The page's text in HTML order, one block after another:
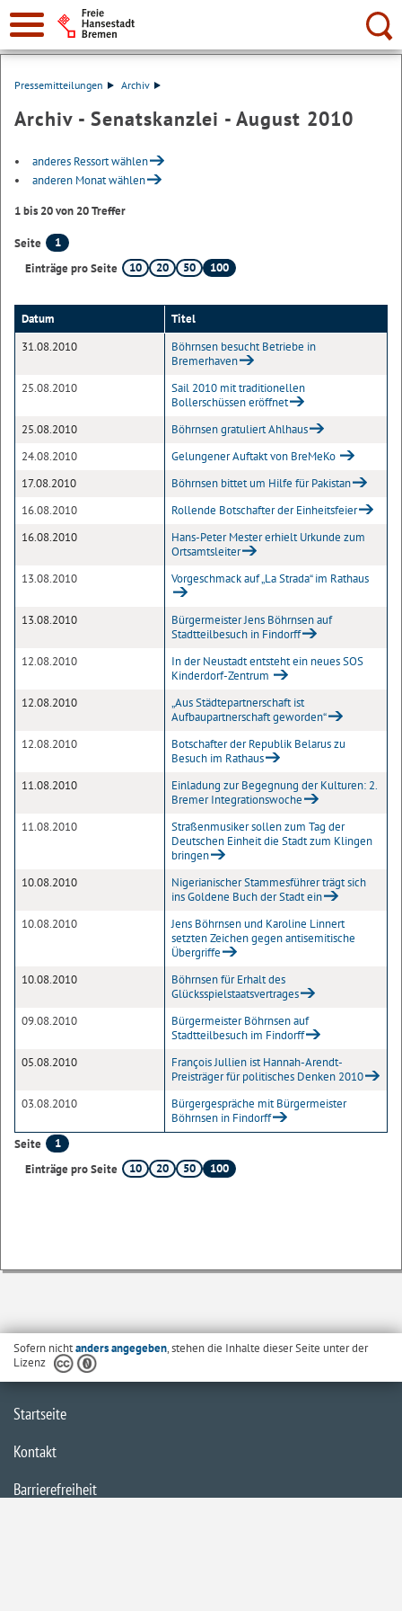
Suche:
Pressemitteilungen Archiv
Archiv - Senatskanzlei - August 2010
anderes Ressort wählen
anderen Monat wählen
1 bis 20 von 20 Treffer
Seite
1
Einträge pro Seite
10 20 50 100
Datum
Titel
31.08.2010
Böhrnsen besucht Betriebe in
Bremerhaven
25.08.2010
Sail 2010 mit traditionellen
Bollerschüssen eröffnet
25.08.2010
Böhrnsen gratuliert Ahlhaus
24.08.2010
Gelungener Auftakt von BreMeKo
17.08.2010
Böhrnsen bittet um Hilfe für Pakistan
16.08.2010
Rollende Botschafter der Einheitsfeier
16.08.2010
Hans-Peter Mester erhielt Urkunde zum
Ortsamtsleiter
13.08.2010
Vorgeschmack auf „La Strada“ im Rathaus
13.08.2010
Bürgermeister Jens Böhrnsen auf
Stadtteilbesuch in Findorff
12.08.2010
In der Neustadt entsteht ein neues SOS
Kinderdorf-Zentrum
12.08.2010
„Aus Städtepartnerschaft ist
Aufbaupartnerschaft geworden“
12.08.2010
Botschafter der Republik Belarus zu
Besuch im Rathaus
11.08.2010
Einladung zur Begegnung der Kulturen: 2.
Bremer Integrationswoche
11.08.2010
Straßenmusiker sollen zum Tag der
Deutschen Einheit die Stadt zum Klingen
bringen
10.08.2010
Nigerianischer Stammesführer trägt sich
ins Goldene Buch der Stadt ein
10.08.2010
Jens Böhrnsen und Karoline Linnert
setzten Zeichen gegen antisemitische
Übergriffe
10.08.2010
Böhrnsen für Erhalt des
Glücksspielstaatsvertrages
09.08.2010
Bürgermeister Böhrnsen auf
Stadtteilbesuch im Findorff
05.08.2010
François Jullien ist Hannah-Arendt-
Preisträger für politisches Denken 2010
03.08.2010
Bürgergespräche mit Bürgermeister
Böhrnsen in Findorff
Seite
1
Einträge pro Seite
10 20 50 100
Sofern nichtanders angegeben, stehen die Inhalte dieser Seite unter der
Lizenz
Startseite
Kontakt
Barrierefreiheit